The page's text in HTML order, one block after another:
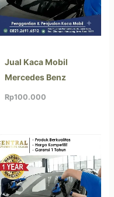
Jual Kaca Mobil
Mercedes Benz
Rp100.000